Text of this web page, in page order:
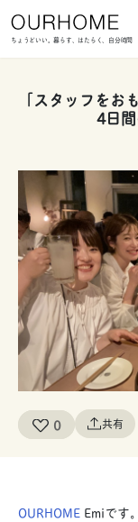
ちょうどいい。暮らす、はたらく、自分時間
「スタッフを
4日
0 共有
OURHOME Emiです。